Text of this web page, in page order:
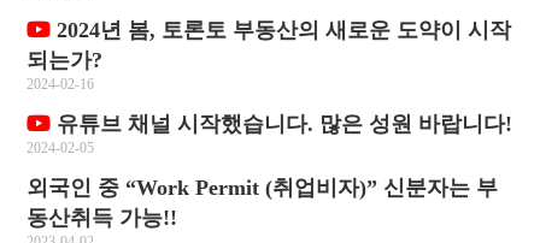
2024년 봄, 토론토 부동산의 새로운 도약이 시작
되는가?
2024-02-16
유튜브 채널 시작했습니다. 많은 성원 바랍니다!
2024-02-05
외국인 중 “Work Permit (취업비자)” 신분자는 부
동산취득 가능!!